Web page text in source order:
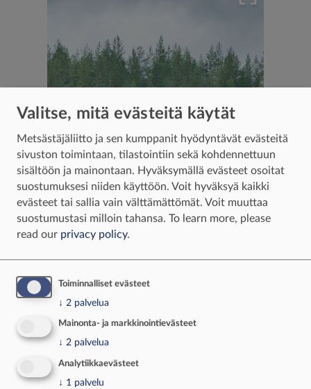
Yhteiskilpailussa pronssille A60-
sarjassa yltänyt Jouni Kaunisto rikkoo
kiekkoja surutta trap-ammunnassa.
Valitse, mitä evästeitä käytät
Metsästäjäliitto ja sen kumppanit hyödyntävät evästeitä
sivuston toimintaan, tilastointiin sekä kohdennettuun
sisältöön ja mainontaan. Hyväksymällä evästeet osoitat
suostumuksesi niiden käyttöön. Voit hyväksyä kaikki
evästeet tai sallia vain välttämättömät. Voit muuttaa
suostumustasi milloin tahansa. To learn more, please
read our privacy policy.
Toiminnalliset evästeet
↓ 2 palvelua
Mainonta- ja markkinointievästeet
↓ 2 palvelua
Analytiikkaevästeet
↓ 1 palvelu